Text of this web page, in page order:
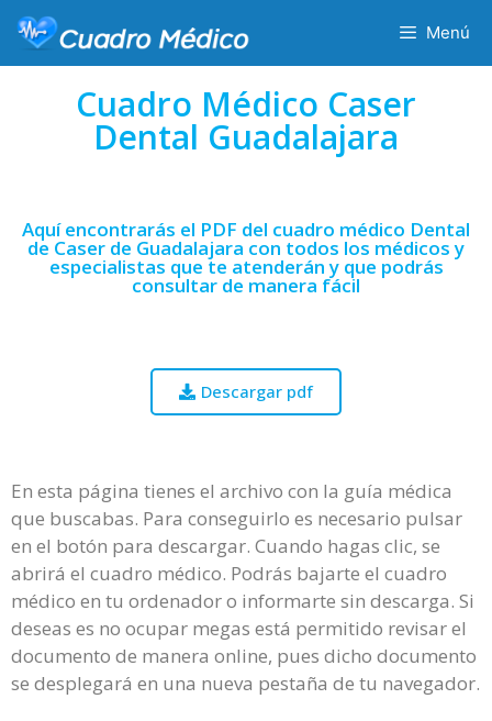
Menú
Cuadro Médico Caser
Dental Guadalajara
Aquí encontrarás el PDF del cuadro médico Dental
de Caser de Guadalajara con todos los médicos y
especialistas que te atenderán y que podrás
consultar de manera fácil
Descargar pdf
En esta página tienes el archivo con la guía médica
que buscabas. Para conseguirlo es necesario pulsar
en el botón para descargar. Cuando hagas clic, se
abrirá el cuadro médico. Podrás bajarte el cuadro
médico en tu ordenador o informarte sin descarga. Si
deseas es no ocupar megas está permitido revisar el
documento de manera online, pues dicho documento
se desplegará en una nueva pestaña de tu navegador.